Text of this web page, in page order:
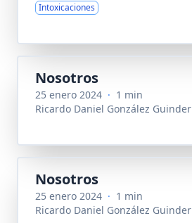
Intoxicaciones
Nosotros
25 enero 2024 · 1 min
Ricardo Daniel González Guinder
Nosotros
25 enero 2024 · 1 min
Ricardo Daniel González Guinder